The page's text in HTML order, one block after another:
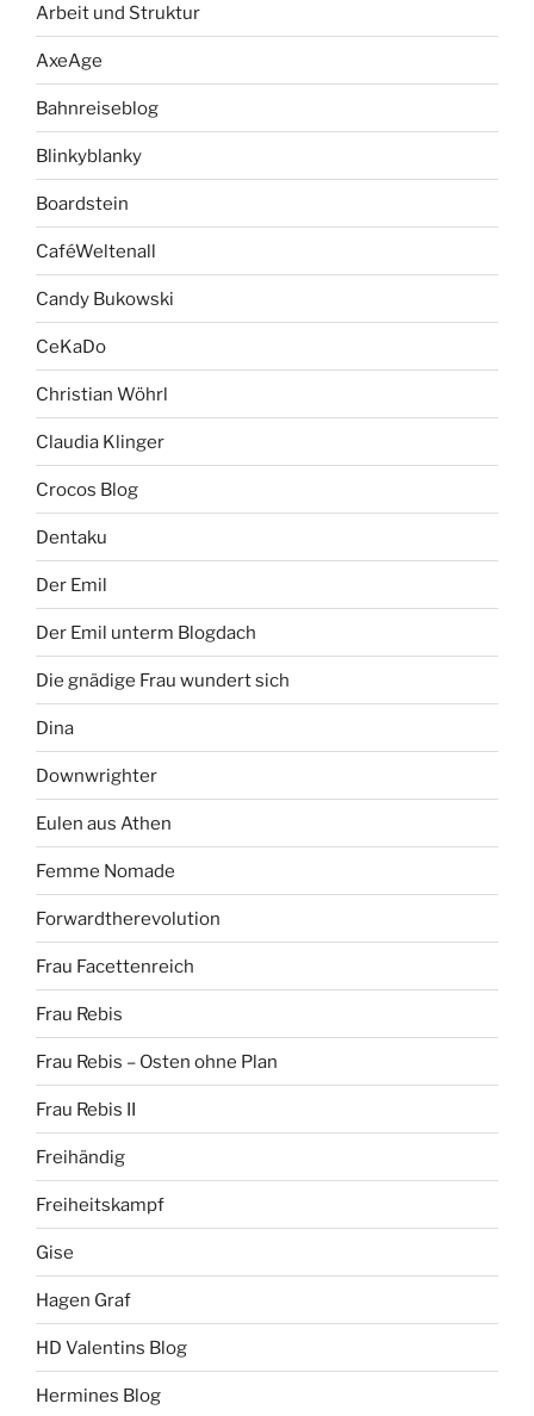
Arbeit und Struktur
AxeAge
Bahnreiseblog
Blinkyblanky
Boardstein
CaféWeltenall
Candy Bukowski
CeKaDo
Christian Wöhrl
Claudia Klinger
Crocos Blog
Dentaku
Der Emil
Der Emil unterm Blogdach
Die gnädige Frau wundert sich
Dina
Downwrighter
Eulen aus Athen
Femme Nomade
Forwardtherevolution
Frau Facettenreich
Frau Rebis
Frau Rebis – Osten ohne Plan
Frau Rebis II
Freihändig
Freiheitskampf
Gise
Hagen Graf
HD Valentins Blog
Hermines Blog